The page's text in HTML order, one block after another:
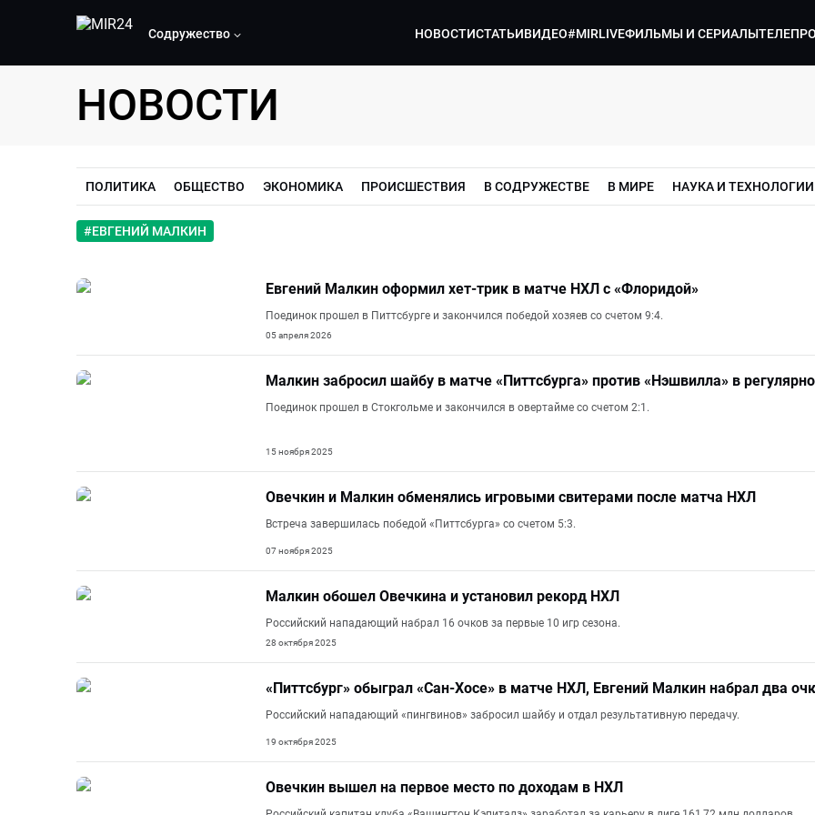
Содружество НОВОСТИСТАТЬИВИДЕО#MIRLIVEФИЛЬМЫ И СЕРИАЛЫ
НОВОСТИ
ПОЛИТИКА ОБЩЕСТВО ЭКОНОМИКА ПРОИСШЕСТВИЯ В СОДРУЖЕСТВЕ В МИРЕ НАУКА И ТЕХНОЛОГИИ
#ЕВГЕНИЙ МАЛКИН
Евгений Малкин оформил хет-трик в матче НХЛ с «Флоридой»
Поединок прошел в Питтсбурге и закончился победой хозяев со счетом 9:4.
05 апреля 2026
Малкин забросил шайбу в матче «Питтсбурга» против «Нэшвилла» в
Поединок прошел в Стокгольме и закончился в овертайме со счетом 2:1.
15 ноября 2025
Овечкин и Малкин обменялись игровыми свитерами после матча НХЛ
Встреча завершилась победой «Питтсбурга» со счетом 5:3.
07 ноября 2025
Малкин обошел Овечкина и установил рекорд НХЛ
Российский нападающий набрал 16 очков за первые 10 игр сезона.
28 октября 2025
«Питтсбург» обыграл «Сан‑Хосе» в матче НХЛ, Евгений Малкин набрал два
Российский нападающий «пингвинов» забросил шайбу и отдал результативную передачу.
19 октября 2025
Овечкин вышел на первое место по доходам в НХЛ